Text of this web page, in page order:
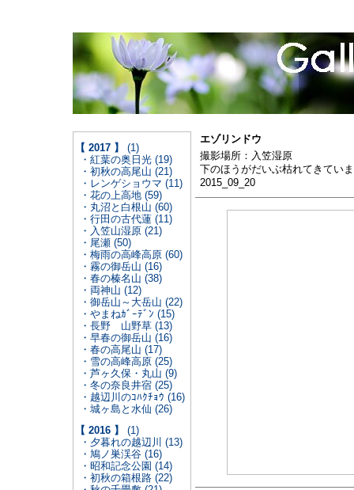
【 2017 】
(1)
・紅葉の奥日光 (19)
・初秋の高尾山 (21)
・レンゲショウマ (11)
・花の上高地 (59)
・丸沼と白根山 (60)
・行田の古代蓮 (11)
・入笠山湿原 (21)
・尾瀬 (50)
・梅雨の高峰高原 (60)
・霧の御岳山 (16)
・春の榛名山 (38)
・両神山 (12)
・御岳山～大岳山 (22)
・やまねｶﾞｰﾃﾞﾝ (15)
・長野 山野草 (13)
・早春の御岳山 (16)
・春の高尾山 (17)
・雪の高峰高原 (25)
・芦ヶ久保・丸山 (9)
・冬の奈良井宿 (25)
・越辺川のｺﾊｸﾁｮｳ (16)
・城ヶ島と水仙 (26)
【 2016 】
(1)
・夕暮れの越辺川 (13)
・鳩ノ巣渓谷 (16)
・昭和記念公園 (14)
・初秋の箱根路 (22)
エゾリンドウ
撮影場所：入笠湿原
下のほうがだいぶ枯れてきてい
2015_09_20